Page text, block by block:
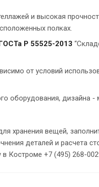
и высокая
полках.
Р 55525-2013
от условий
оборудования, дизайна
хранения вещей,
деталей и расчета
Костроме +7 (495) 268-